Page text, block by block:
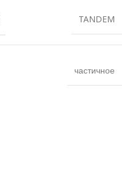
TANDEM
частичное